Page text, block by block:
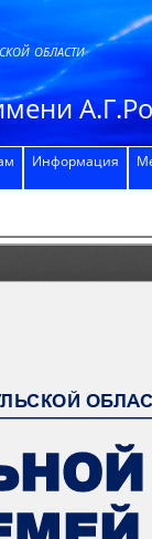
области
Информация